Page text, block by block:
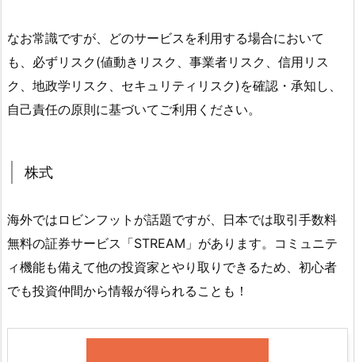
なお常識ですが、どのサービスを利用する場合において
も、必ずリスク(値動きリスク、事業者リスク、信用リス
ク、地政学リスク、セキュリティリスク)を確認・承知し、
自己責任の原則に基づいてご利用ください。
株式
海外ではロビンフットが話題ですが、日本では取引手数料
無料の証券サービス「STREAM」があります。コミュニテ
ィ機能も備えて他の投資家とやり取りできるため、初心者
でも投資仲間から情報が得られることも！